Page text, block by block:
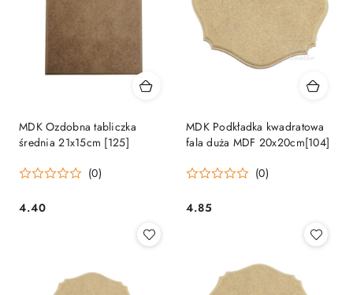
MDK Ozdobna tabliczka
średnia 21x15cm [125]
(0)
Cena:
4.40
MDK Podkładka kwadratowa
fala duża MDF 20x20cm[104]
(0)
Cena:
4.85